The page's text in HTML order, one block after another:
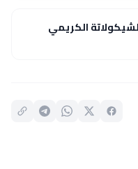
الكريمي